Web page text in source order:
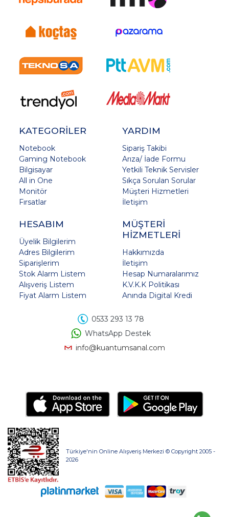
KATEGORİLER
Notebook
Gaming Notebook
Bilgisayar
All in One
Monitör
Fırsatlar
YARDIM
Sipariş Takibi
Arıza/ İade Formu
Yetkili Teknik Servisler
Sıkça Sorulan Sorular
Müşteri Hizmetleri
İletişim
HESABIM
Üyelik Bilgilerim
Adres Bilgilerim
Siparişlerim
Stok Alarm Listem
Alışveriş Listem
Fiyat Alarm Listem
MÜŞTERİ
HİZMETLERİ
Hakkımızda
İletişim
Hesap Numaralarımız
K.V.K.K Politikası
Anında Digital Kredi
0533 293 13 78
WhatsApp Destek
info@kuantumsanal.com
Türkiye'nin Online Alışveriş Merkezi © Copyright 2005 -
2026